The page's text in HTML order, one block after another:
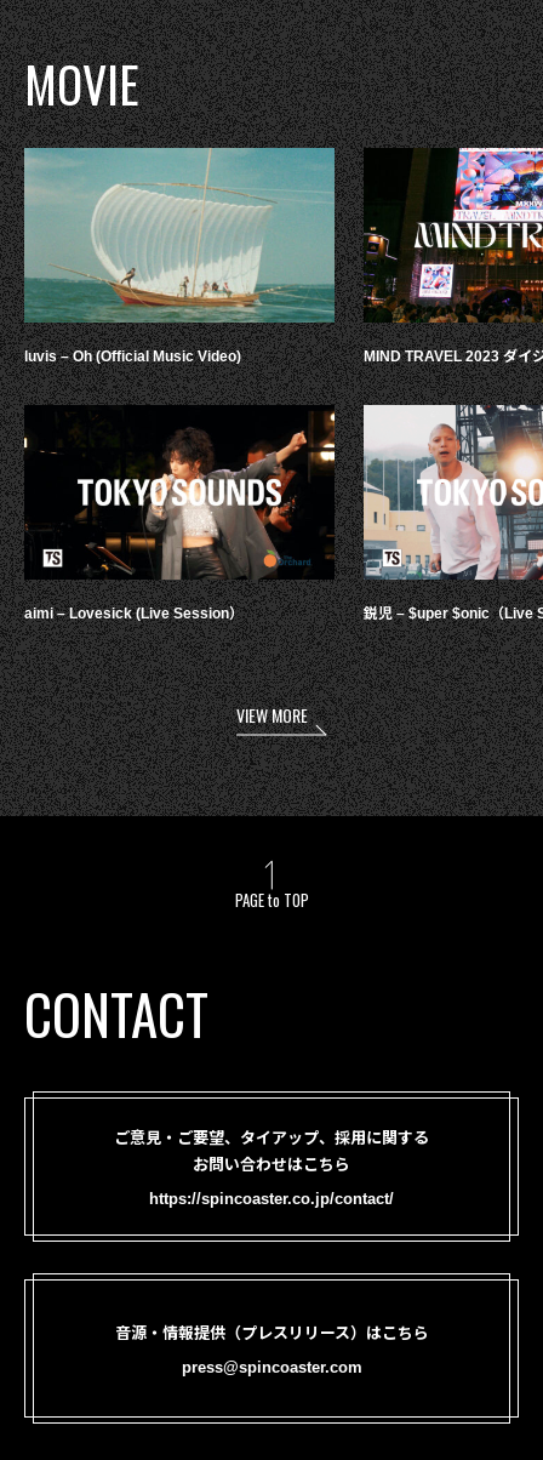
MOVIE
luvis – Oh (Official Music Video)
aimi – Lovesick (Live Session）
MIND TRAVEL 2023 ダイ
鋭児 – $uper $onic（Live
VIEW MORE
PAGE to TOP
CONTACT
ご意見・ご要望、タイアップ、採用に関する
お問い合わせはこちら
https://spincoaster.co.jp/contact/
音源・情報提供（プレスリリース）はこちら
press@spincoaster.com